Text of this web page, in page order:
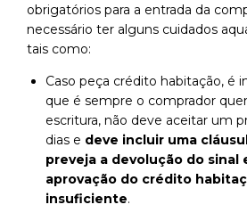
obrigatórios para a entrada da
necessário ter alguns cuidados
tais como:
Caso peça crédito habitação, é
que é sempre o comprador
escritura, não deve aceitar um
dias e deve incluir uma
preveja a devolução do sinal
aprovação do crédito
insuficiente.